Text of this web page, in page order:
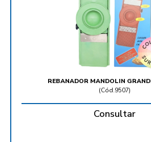
REBANADOR MANDOLIN
(Cód.9507)
Consultar